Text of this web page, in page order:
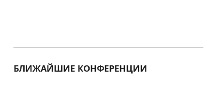
БЛИЖАЙШИЕ КОНФЕРЕНЦИИ